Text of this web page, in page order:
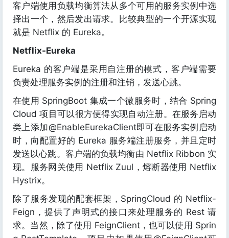
客户端使用负载均衡算法从多个可用的服务实例中选
择出一个，然后发出请求。比较典型的一个开源实现
就是 Netflix 的 Eureka。
Netflix-Eureka
Eureka 的客户端是采用自注册的模式，客户端需要
负责处理服务实例的注册和注销，发送心跳。
在使用 SpringBoot 集成一个微服务时，结合 Spring
Cloud 项目可以很方便得实现自动注册。在服务启动
类上添加@EnableEurekaClient即可在服务实例启动
时，向配置好的 Eureka 服务端注册服务，并且定时
发送以心跳。客户端的负载均衡由 Netflix Ribbon 实
现。服务网关使用 Netflix Zuul，熔断器使用 Netflix
Hystrix。
除了服务发现的配套框架，SpringCloud 的 Netflix-
Feign，提供了声明式的接口来处理服务的 Rest 请
求。当然，除了使用 FeignClient，也可以使用 Sprin